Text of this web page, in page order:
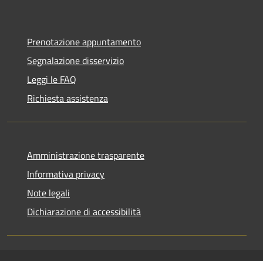
Prenotazione appuntamento
Segnalazione disservizio
Leggi le FAQ
Richiesta assistenza
Amministrazione trasparente
Informativa privacy
Note legali
Dichiarazione di accessibilità